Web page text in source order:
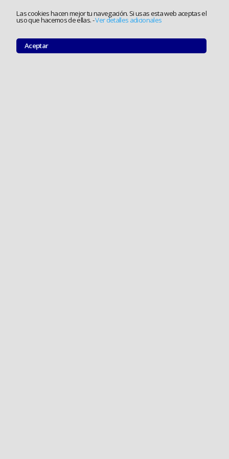
Las cookies hacen mejor tu navegación. Si usas esta web aceptas el
uso que hacemos de ellas.-Ver detalles adicionales
Aceptar